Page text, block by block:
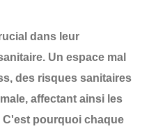
dans leur
Un espace mal
des risques sanitaires
affectant ainsi les
pourquoi chaque